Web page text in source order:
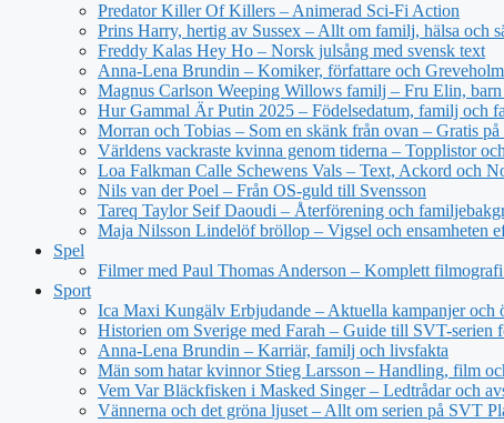
Predator Killer Of Killers – Animerad Sci-Fi Action
Prins Harry, hertig av Sussex – Allt om familj, hälsa och
Freddy Kalas Hey Ho – Norsk julsång med svensk text
Anna-Lena Brundin – Komiker, författare och
Magnus Carlson Weeping Willows familj – Fru Elin, barn
Hur Gammal Är Putin 2025 – Födelsedatum, familj och
Morran och Tobias – Som en skänk från ovan – Gratis
Världens vackraste kvinna genom tiderna – Topplistor
Loa Falkman Calle Schewens Vals – Text, Ackord och
Nils van der Poel – Från OS-guld till Svensson
Tareq Taylor Seif Daoudi – Återförening och
Maja Nilsson Lindelöf bröllop – Vigsel och ensamheten
Spel
Filmer med Paul Thomas Anderson – Komplett
Sport
Ica Maxi Kungälv Erbjudande – Aktuella kampanjer och
Historien om Sverige med Farah – Guide till SVT-serien
Anna-Lena Brundin – Karriär, familj och livsfakta
Män som hatar kvinnor Stieg Larsson – Handling, film
Vem Var Bläckfisken i Masked Singer – Ledtrådar och
Vännerna och det gröna ljuset – Allt om serien på SVT